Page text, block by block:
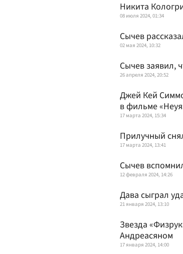
Никита
08 июля 2024, 01:34
Сычев
02 мая 2024, 10:32
Сычев заявил,
26 апреля 2024, 20:52
Джей Кей
в фильме
17 марта 2024, 15:34
Прилучный
17 марта 2024, 13:41
Сычев
12 февраля 2024, 14:26
Дава сыграл
21 января 2024, 13:10
Звезда
Андреасяном
17 января 2024, 14:00